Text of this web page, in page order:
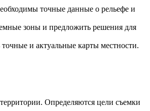
точные данные о рельефе и
зоны и предложить решения для
и актуальные карты местности.
Определяются цели съемки